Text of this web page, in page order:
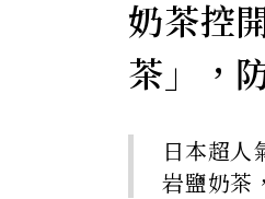
奶茶控
茶」，
日本超人
岩鹽奶茶